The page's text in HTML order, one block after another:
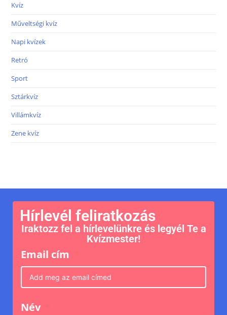
Kvíz
Műveltségi kvíz
Napi kvízek
Retró
Sport
Sztárkvíz
Villámkvíz
Zene kvíz
Hírlevél feliratkozás
Iraktozz fel a hírlevelünkre és legyél Te a
Kvízmester!
Email cím
Név